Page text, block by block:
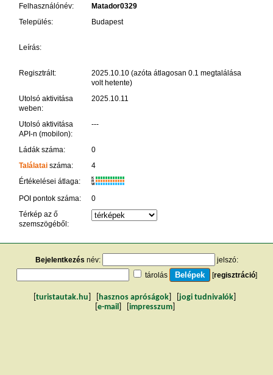
Felhasználónév:
Matador0329
Település:
Budapest
Leírás:
Regisztrált:
2025.10.10 (azóta átlagosan 0.1 megtalálása
volt hetente)
Utolsó aktivitása
weben:
2025.10.11
Utolsó aktivitása
API-n (mobilon):
---
Ládák száma:
0
Találataiszáma:
4
Értékelései átlaga:
K
R
W
POI pontok száma:
0
Térkép az ő
szemszögéből:
Bejelentkezés név:
jelszó:
tárolás
[regisztráció]
turistautak.hu hasznos apróságok jogi tudnivalók
e-mail impresszum]